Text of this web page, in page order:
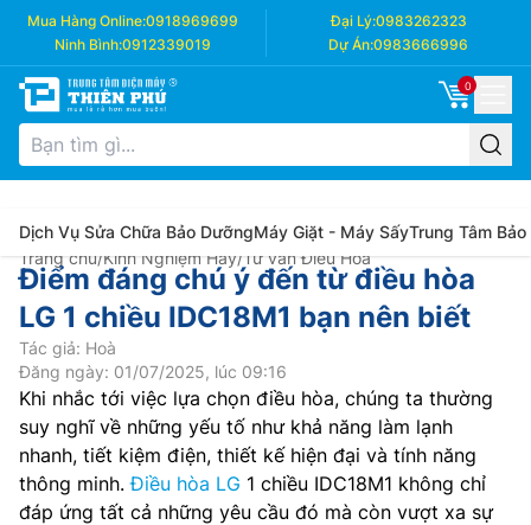
Mua Hàng Online:0918969699 Đại Lý:0983262323
Ninh Bình:0912339019 Dự Án:0983666996
0
Dịch Vụ Sửa Chữa Bảo DưỡngMáy Giặt - Máy SấyTrung Tâm Bảo
Trang chủ/Kinh Nghiệm Hay/Tư vấn Điều Hòa
Điểm đáng chú ý đến từ điều hòa
LG 1 chiều IDC18M1 bạn nên biết
Tác giả: Hoà
Đăng ngày: 01/07/2025, lúc 09:16
Khi nhắc tới việc lựa chọn điều hòa, chúng ta thường
suy nghĩ về những yếu tố như khả năng làm lạnh
nhanh, tiết kiệm điện, thiết kế hiện đại và tính năng
thông minh.Điều hòa LG 1 chiều IDC18M1 không chỉ
đáp ứng tất cả những yêu cầu đó mà còn vượt xa sự